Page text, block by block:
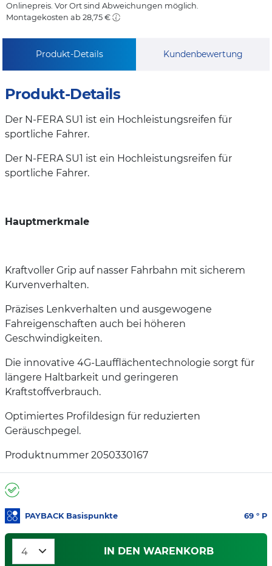
Onlinepreis. Vor Ort sind Abweichungen möglich.
Montagekosten ab 28,75 €
Produkt-Details Kundenbewertung
Produkt-Details
Der N-FERA SU1 ist ein Hochleistungsreifen für
sportliche Fahrer.
Der N-FERA SU1 ist ein Hochleistungsreifen für
sportliche Fahrer.
Hauptmerkmale
Kraftvoller Grip auf nasser Fahrbahn mit sicherem
Kurvenverhalten.
Präzises Lenkverhalten und ausgewogene
Fahreigenschaften auch bei höheren
Geschwindigkeiten.
Die innovative 4G-Laufflächentechnologie sorgt für
längere Haltbarkeit und geringeren
Kraftstoffverbrauch.
Optimiertes Profildesign für reduzierten
Geräuschpegel.
Produktnummer 2050330167
PAYBACK Basispunkte 69 ° P
IN DEN WARENKORB